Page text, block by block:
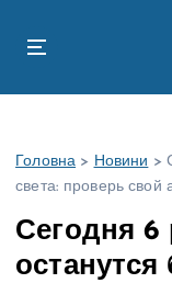
Головна > Новини >
света: проверь свой
Сегодня 6
останутся